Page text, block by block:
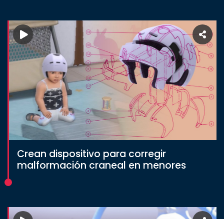
Crean dispositivo para corregir
malformación craneal en menores